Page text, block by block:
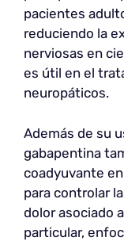
pacientes
reduciendo la
nerviosas en
es útil en el
neuropáticos.
Además de su
gabapentina
coadyuvante
para controlar
dolor asociado
particular,